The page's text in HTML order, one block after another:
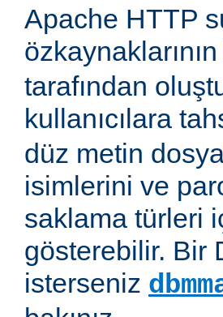
Apache HTTP
tarafından
kullanıcılara
düz metin
isimlerini ve
saklama türleri
gösterebilir. Bir
isterseniz